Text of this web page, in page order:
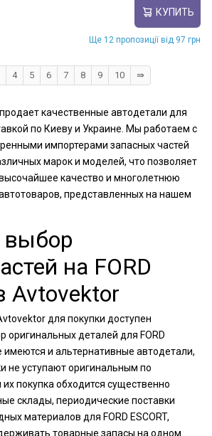
КУПИТЬ
Ще 12 пропозиції від 97 грн
4 5 6 7 8 9 10 ⇛
качественные автодетали для
по Киеву и Украине. Мы работаем с
импортерами запасных частей
марок и моделей, что позволяет
качество и многолетнюю
представленных на нашем
на FORD
Avtovektor
для покупки доступен
оригинальных деталей для FORD
имеются и альтернативные автодетали,
не уступают оригинальным по
покупка обходится существенно
склады, периодические поставки
материалов для FORD ESCORT,
товарные запасы на одном